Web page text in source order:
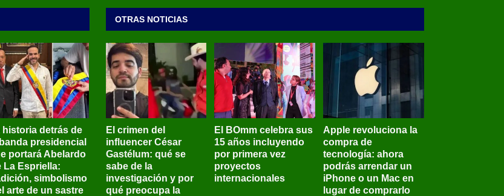
historia detrás de
presidencial
portará Abelardo
La Espriella:
simbolismo
arte de un sastre
OTRAS NOTICIAS
El crimen del
influencer César
Gastélum: qué se
sabe de la
investigación y por
qué preocupa la
El BOmm celebra sus
15 años incluyendo
por primera vez
proyectos
internacionales
Apple revoluciona la
compra de
tecnología: ahora
podrás arrendar un
iPhone o un Mac en
lugar de comprarlo